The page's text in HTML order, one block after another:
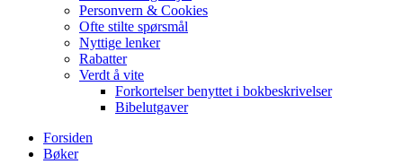
Personvern & Cookies
Ofte stilte spørsmål
Nyttige lenker
Rabatter
Verdt å vite
Forkortelser benyttet i bokbeskrivelser
Bibelutgaver
Forsiden
Bøker